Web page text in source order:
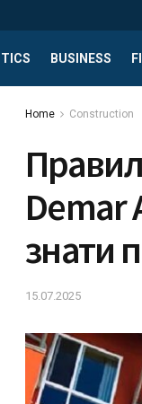
BUSINESS
Home Construction
Demar
знати
15.07.2025